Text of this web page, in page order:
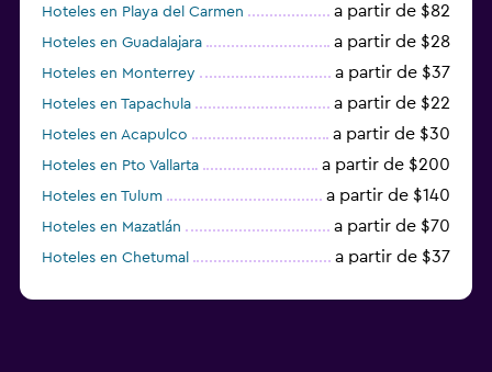
Hoteles en Playa del Carmen a partir de $82
Hoteles en Guadalajara a partir de $28
Hoteles en Monterrey a partir de $37
Hoteles en Tapachula a partir de $22
Hoteles en Acapulco a partir de $30
Hoteles en Pto Vallarta a partir de $200
Hoteles en Tulum a partir de $140
Hoteles en Mazatlán a partir de $70
Hoteles en Chetumal a partir de $37